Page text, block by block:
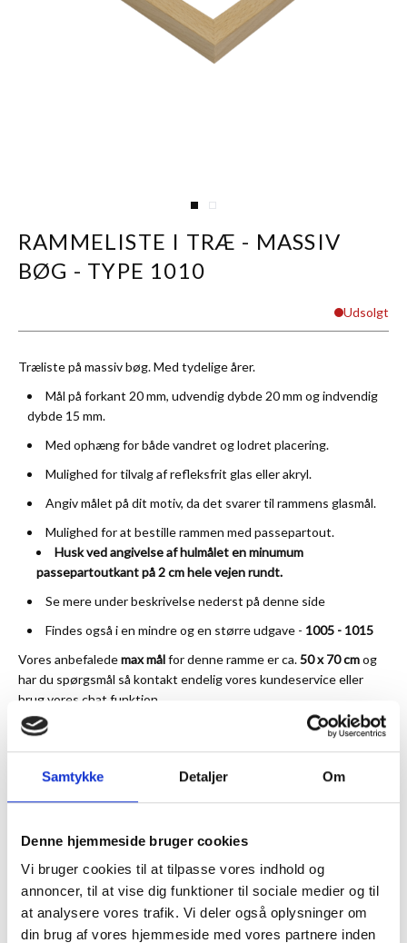
Samtykke Detaljer Om
Denne hjemmeside bruger cookies
Vi bruger cookies til at tilpasse vores indhold og
annoncer, til at vise dig funktioner til sociale medier og til
at analysere vores trafik. Vi deler også oplysninger om
din brug af vores hjemmeside med vores partnere inden
View larger image
View larger image
RAMMELISTE I TRÆ - MASSIV
BØG - TYPE 1010
Træliste på massiv bøg. Med tydelige årer.
Mål på forkant 20 mm, udvendig dybde 20 mm og indvendig
dybde 15 mm.
Med ophæng for både vandret og lodret placering.
Mulighed for tilvalg af refleksfrit glas eller akryl.
Angiv målet på dit motiv, da det svarer til rammens glasmål.
Mulighed for at bestille rammen med passepartout.
Husk ved angivelse af hulmålet en minumum
passepartoutkant på 2 cm hele vejen rundt.
Se mere under beskrivelse nederst på denne side
Findes også i en mindre og en større udgave - 1005 - 1015
Vores anbefaledemax målfor denne ramme er ca.50 x 70 cmog
har du spørgsmål så kontakt endelig vores kundeserviceeller
brug vores chat funktion.
Vær den første til at anmelde dette produkt
Udsolgt
★Anmeldt til 5/5★
ANMELDT TIL 5/5★ 1-3 DAGES LEVERING FRI FRAGT 499,- INFO